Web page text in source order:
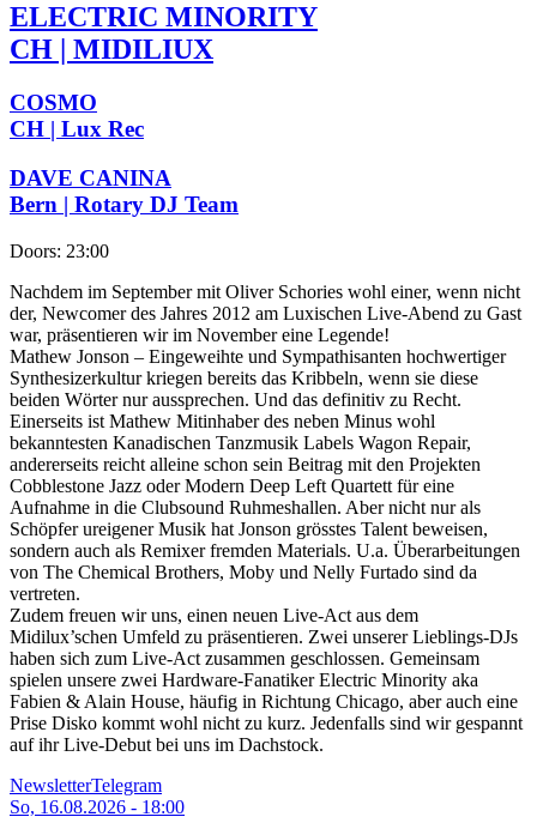
ELECTRIC MINORITY
CH | MIDILIUX
COSMO
CH | Lux Rec
DAVE CANINA
Bern | Rotary DJ Team
Doors: 23:00
Nachdem im September mit Oliver Schories wohl einer, wenn nicht
der, Newcomer des Jahres 2012 am Luxischen Live-Abend zu Gast
war, präsentieren wir im November eine Legende!
Mathew Jonson – Eingeweihte und Sympathisanten hochwertiger
Synthesizerkultur kriegen bereits das Kribbeln, wenn sie diese
beiden Wörter nur aussprechen. Und das definitiv zu Recht.
Einerseits ist Mathew Mitinhaber des neben Minus wohl
bekanntesten Kanadischen Tanzmusik Labels Wagon Repair,
andererseits reicht alleine schon sein Beitrag mit den Projekten
Cobblestone Jazz oder Modern Deep Left Quartett für eine
Aufnahme in die Clubsound Ruhmeshallen. Aber nicht nur als
Schöpfer ureigener Musik hat Jonson grösstes Talent beweisen,
sondern auch als Remixer fremden Materials. U.a. Überarbeitungen
von The Chemical Brothers, Moby und Nelly Furtado sind da
vertreten.
Zudem freuen wir uns, einen neuen Live-Act aus dem
Midilux’schen Umfeld zu präsentieren. Zwei unserer Lieblings-DJs
haben sich zum Live-Act zusammen geschlossen. Gemeinsam
spielen unsere zwei Hardware-Fanatiker Electric Minority aka
Fabien & Alain House, häufig in Richtung Chicago, aber auch eine
Prise Disko kommt wohl nicht zu kurz. Jedenfalls sind wir gespannt
auf ihr Live-Debut bei uns im Dachstock.
NewsletterTelegram
So, 16.08.2026 - 18:00